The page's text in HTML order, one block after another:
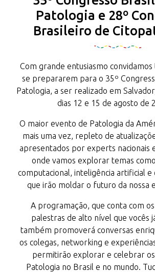
Patologia e 28º
Brasileiro de
Com grande entusiasmo convidamos
se prepararem para o 35º
Patologia, a ser realizado em
dias 12 e 15 de agosto de
O maior evento de Patologia da
mais uma vez, repleto de
apresentados por experts nacionais
onde vamos explorar temas
computacional, inteligência artificial e
que irão moldar o futuro da nossa
A programação, que conta com
palestras de alto nível que vocês
também promoverá conversas
os colegas, networking e
permitirão explorar e celebrar os
Patologia no Brasil e no mundo.